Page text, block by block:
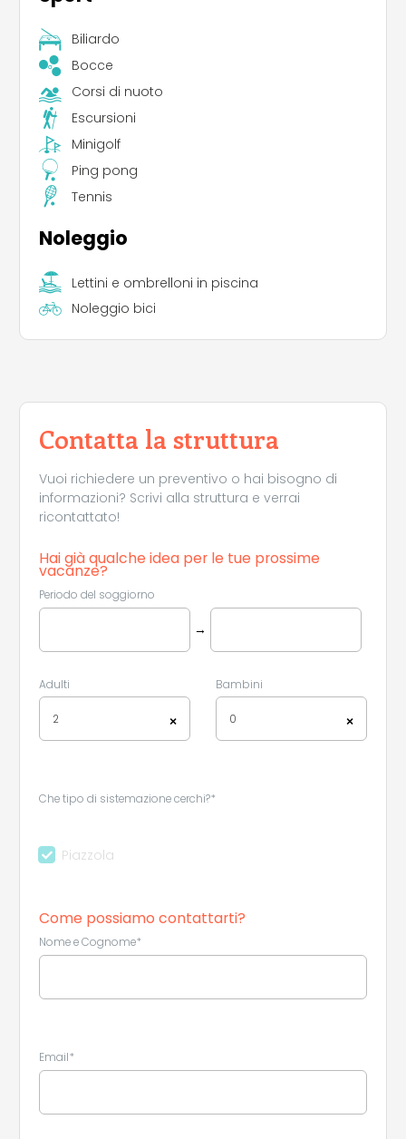
Biliardo
Bocce
Corsi di nuoto
Escursioni
Minigolf
Ping pong
Tennis
Noleggio
Lettini e ombrelloni in piscina
Noleggio bici
Contatta la struttura
Vuoi richiedere un preventivo o hai bisogno di
informazioni? Scrivi alla struttura e verrai
ricontattato!
Hai già qualche idea per le tue prossime
vacanze?
Periodo del soggiorno
→
Adulti
×
2
Bambini
×
0
Che tipo di sistemazione cerchi?*
Piazzola
Come possiamo contattarti?
Nome e Cognome*
Email*